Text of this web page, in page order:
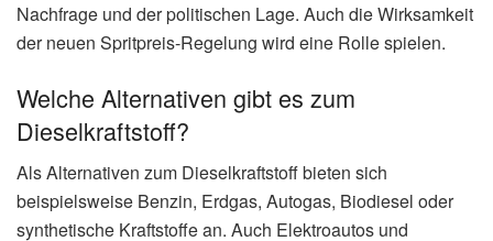
Nachfrage und der politischen Lage. Auch die Wirksamkeit
der neuen Spritpreis-Regelung wird eine Rolle spielen.
Welche Alternativen gibt es zum
Dieselkraftstoff?
Als Alternativen zum Dieselkraftstoff bieten sich
beispielsweise Benzin, Erdgas, Autogas, Biodiesel oder
synthetische Kraftstoffe an. Auch Elektroautos und